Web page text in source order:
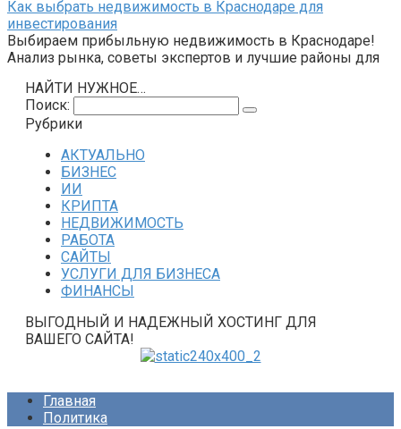
Как выбрать недвижимость в Краснодаре для
инвестирования
Выбираем прибыльную недвижимость в Краснодаре!
Анализ рынка, советы экспертов и лучшие районы для
НАЙТИ НУЖНОЕ…
Поиск:
Рубрики
АКТУАЛЬНО
БИЗНЕС
ИИ
КРИПТА
НЕДВИЖИМОСТЬ
РАБОТА
САЙТЫ
УСЛУГИ ДЛЯ БИЗНЕСА
ФИНАНСЫ
ВЫГОДНЫЙ И НАДЕЖНЫЙ ХОСТИНГ ДЛЯ
ВАШЕГО САЙТА!
Главная
Политика